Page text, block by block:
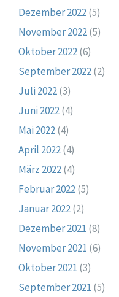
Dezember 2022(5)
November 2022(5)
Oktober 2022(6)
September 2022(2)
Juli 2022(3)
Juni 2022(4)
Mai 2022(4)
April 2022(4)
März 2022(4)
Februar 2022(5)
Januar 2022(2)
Dezember 2021 (8)
November 2021 (6)
Oktober 2021 (3)
September 2021 (5)